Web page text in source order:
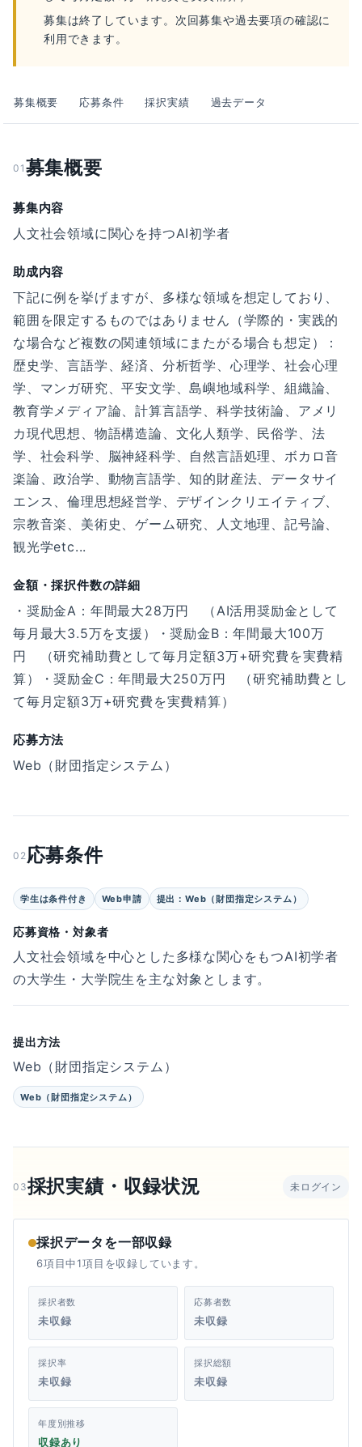
募集は終了しています。次回募集や過去要項の確認に
利用できます。
募集概要 応募条件 採択実績 過去データ
01 募集概要
募集内容
人文社会領域に関心を持つAI初学者
助成内容
下記に例を挙げますが、多様な領域を想定しており、
範囲を限定するものではありません（学際的・実践的
な場合など複数の関連領域にまたがる場合も想定）：
歴史学、言語学、経済、分析哲学、心理学、社会心理
学、マンガ研究、平安文学、島嶼地域科学、組織論、
教育学メディア論、計算言語学、科学技術論、アメリ
カ現代思想、物語構造論、文化人類学、民俗学、法
学、社会科学、脳神経科学、自然言語処理、ボカロ音
楽論、政治学、動物言語学、知的財産法、データサイ
エンス、倫理思想経営学、デザインクリエイティブ、
宗教音楽、美術史、ゲーム研究、人文地理、記号論、
観光学etc...
金額・採択件数の詳細
・奨励金A：年間最大28万円 （AI活用奨励金として
毎月最大3.5万を支援）・奨励金B：年間最大100万
円 （研究補助費として毎月定額3万+研究費を実費精
算）・奨励金C：年間最大250万円 （研究補助費とし
て毎月定額3万+研究費を実費精算）
応募方法
Web（財団指定システム）
02 応募条件
学生は条件付き Web申請 提出：Web（財団指定システム）
応募資格・対象者
人文社会領域を中心とした多様な関心をもつAI初学者
の大学生・大学院生を主な対象とします。
提出方法
Web（財団指定システム）
Web（財団指定システム）
03採択実績・収録状況 未ログイン
採択データを一部収録
6項目中1項目を収録しています。
採択者数
未収録
応募者数
未収録
採択率
未収録
採択総額
未収録
年度別推移
収録あり